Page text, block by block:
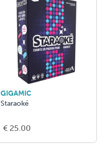
GIGAMIC
Staraoké
€ 25.00